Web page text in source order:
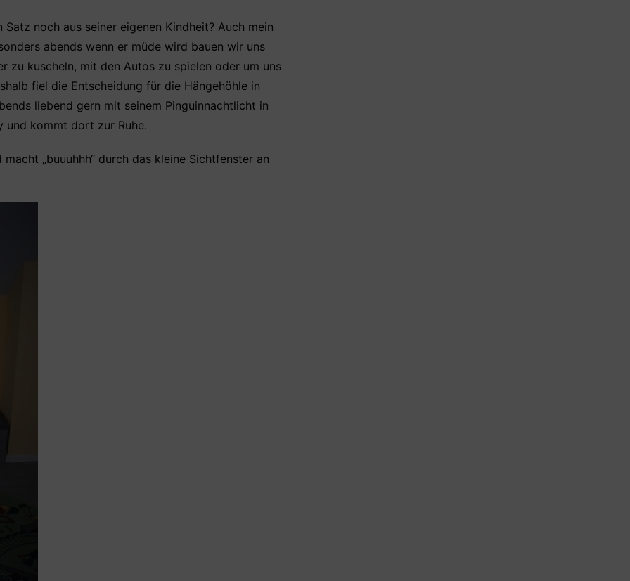
Satz noch aus seiner eigenen Kindheit? Auch mein
abends wenn er müde wird bauen wir uns
zu kuscheln, mit den Autos zu spielen oder um uns
fiel die Entscheidung für die Hängehöhle in
liebend gern mit seinem Pinguinnachtlicht in
und kommt dort zur Ruhe.
„buuuhhh“ durch das kleine Sichtfenster an